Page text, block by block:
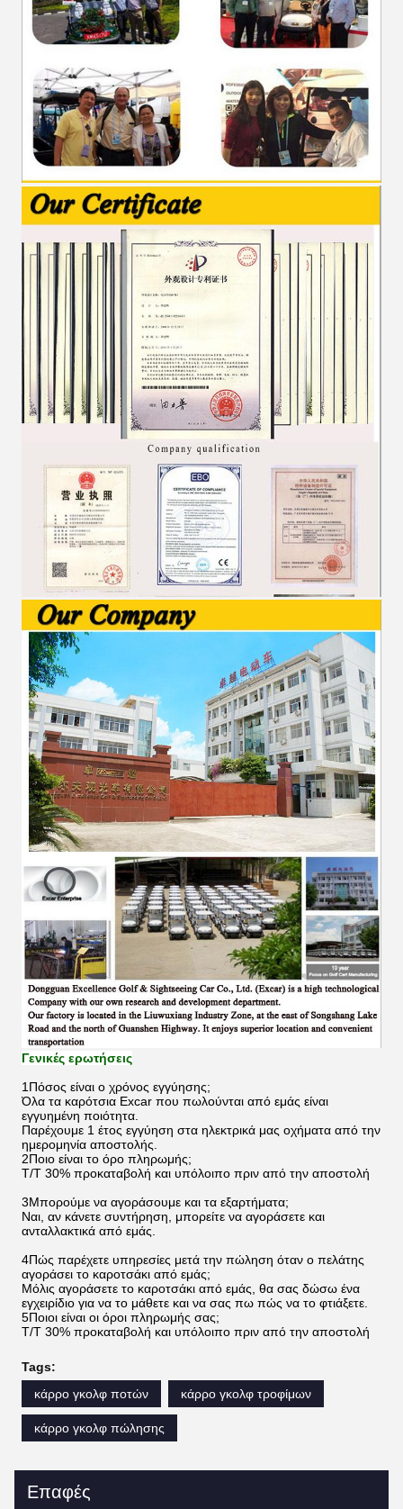
Γενικές ερωτήσεις
1Πόσος είναι ο χρόνος εγγύησης;
Όλα τα καρότσια Excar που πωλούνται από εμάς είναι
εγγυημένη ποιότητα.
Παρέχουμε 1 έτος εγγύηση στα ηλεκτρικά μας οχήματα από την
ημερομηνία αποστολής.
2Ποιο είναι το όρο πληρωμής;
Τ/Τ 30% προκαταβολή και υπόλοιπο πριν από την αποστολή
3Μπορούμε να αγοράσουμε και τα εξαρτήματα;
Ναι, αν κάνετε συντήρηση, μπορείτε να αγοράσετε και
ανταλλακτικά από εμάς.
4Πώς παρέχετε υπηρεσίες μετά την πώληση όταν ο πελάτης
αγοράσει το καροτσάκι από εμάς;
Μόλις αγοράσετε το καροτσάκι από εμάς, θα σας δώσω ένα
εγχειρίδιο για να το μάθετε και να σας πω πώς να το φτιάξετε.
5Ποιοι είναι οι όροι πληρωμής σας;
Τ/Τ 30% προκαταβολή και υπόλοιπο πριν από την αποστολή
Tags:
κάρρο γκολφ ποτών
κάρρο γκολφ τροφίμων
κάρρο γκολφ πώλησης
Επαφές